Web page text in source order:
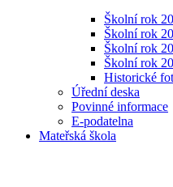
Školní rok
Školní rok
Školní rok
Školní rok
Historické
Úřední deska
Povinné informace
E-podatelna
Mateřská škola